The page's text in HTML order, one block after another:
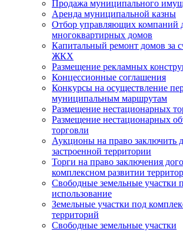
Продажа муниципального
Аренда муниципальной казны
Отбор управляющих компаний
многоквартирных домов
Капитальный ремонт домов за
ЖКХ
Размещение рекламных
Концессионные соглашения
Конкурсы на осуществление
муниципальным маршрутам
Размещение нестационарных
Размещение нестационарных
торговли
Аукционы на право заключить
застроенной территории
Торги на право заключения
комплексном развитии
Свободные земельные участки
использование
Земельные участки под
территорий
Свободные земельные участки